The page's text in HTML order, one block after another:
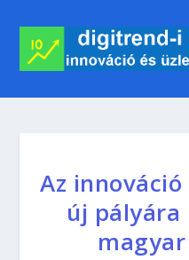
Az
új pályára